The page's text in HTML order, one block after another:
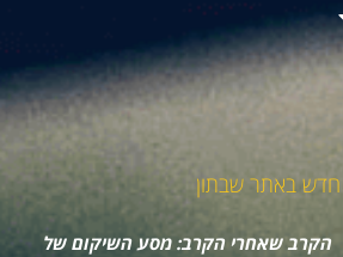
חדש באתר שבתון
הקרב שאחרי הקרב: מסע השיקום של